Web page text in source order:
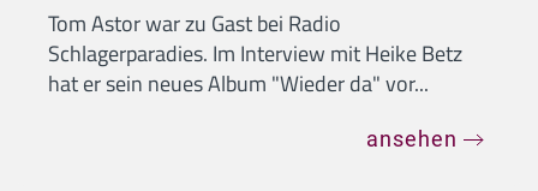
Tom Astor war zu Gast bei Radio
Schlagerparadies. Im Interview mit Heike Betz
hat er sein neues Album "Wieder da" vor...
ansehen